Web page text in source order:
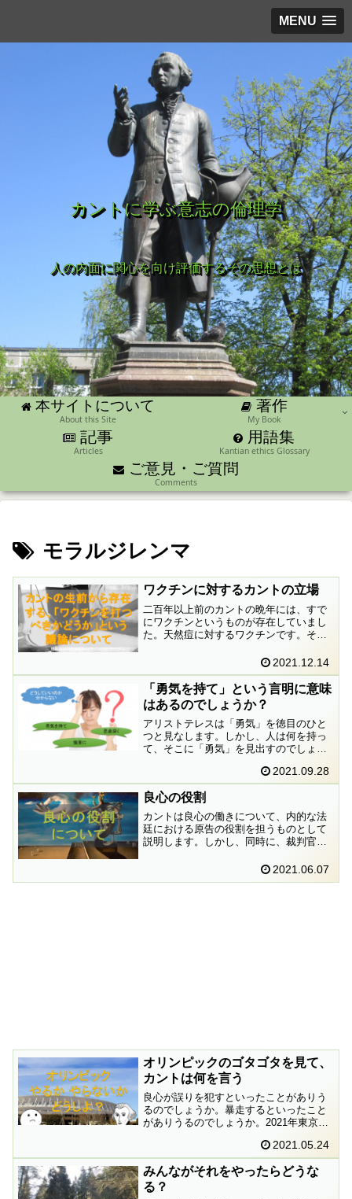
MENU
カントに学ぶ意志の倫理学
人の内面に関心を向け評価するその思想とは
本サイトについて
About this Site
著作
My Book
記事
Articles
用語集
Kantian ethics Glossary
ご意見・ご質問
Comments
モラルジレンマ
ワクチンに対するカントの立場
二百年以上前のカントの晩年には、すで
にワクチンというものが存在していまし
た。天然痘に対するワクチンです。それ
るのですが、それはどんなものなのでし
ょうか。はたしてそれは今日私たちが直
面するコロナワクチンに対する議論の参
考になるのでしょうか。
2021.12.14
「勇気を持て」という言明に意味
はあるのでしょうか？
アリストテレスは「勇気」を徳目のひと
つと見なします。しかし、人は何を持っ
て、そこに「勇気」を見出すのでしょう
と言われる場合もあれば、反対に、引き
下がることを「勇気」と表現することも
あるためです。つまり、いかようにも解
釈できてしまうためです。はたして「勇
気を持て」と言うことにどれだけの意味
があるのでしょうか。
2021.09.28
良心の役割
カントは良心の働きについて、内的な法
廷における原告の役割を担うものとして
説明します。しかし、同時に、裁判官の
が同一人物というのは問題ないのでしょ
2021.06.07
オリンピックのゴタゴタを見て、
カントは何を言う
良心が誤りを犯すといったことがありう
るのでしょうか。暴走するといったこと
がありうるのでしょうか。2021年東京オ
て、カントの思想を頼りに、この問いに
対峙してみたいと思います。
2021.05.24
みんながそれをやったらどうな
る？